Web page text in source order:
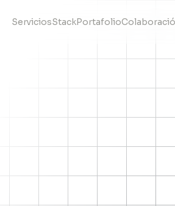
ServiciosStackPortafolio